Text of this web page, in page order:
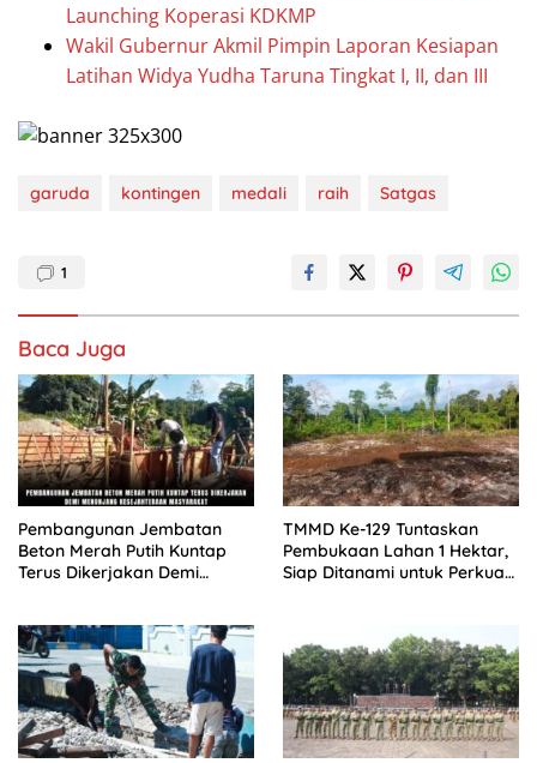
Launching Koperasi KDKMP
Wakil Gubernur Akmil Pimpin Laporan Kesiapan
Latihan Widya Yudha Taruna Tingkat I, II, dan III
garuda kontingen medali raih Satgas
1
Baca Juga
Pembangunan Jembatan
Beton Merah Putih Kuntap
Terus Dikerjakan Demi
TMMD Ke-129 Tuntaskan
Pembukaan Lahan 1 Hektar,
Siap Ditanami untuk Perkuat